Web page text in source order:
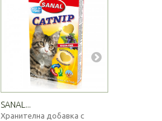
SANAL...
Хранителна добавка с